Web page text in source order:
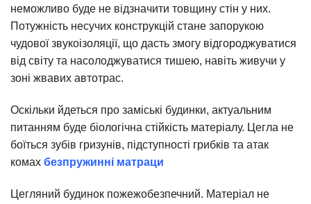
неможливо буде не відзначити товщину стін у них.
Потужність несучих конструкцій стане запорукою
чудової звукоізоляції, що дасть змогу відгороджуватися
від світу та насолоджуватися тишею, навіть живучи у
зоні жвавих автотрас.
Оскільки йдеться про заміські будинки, актуальним
питанням буде біологічна стійкість матеріалу. Цегла не
боїться зубів гризунів, підступності грибків та атак
комах безпружинні матраци
Цегляний будинок пожежобезпечний. Матеріал не